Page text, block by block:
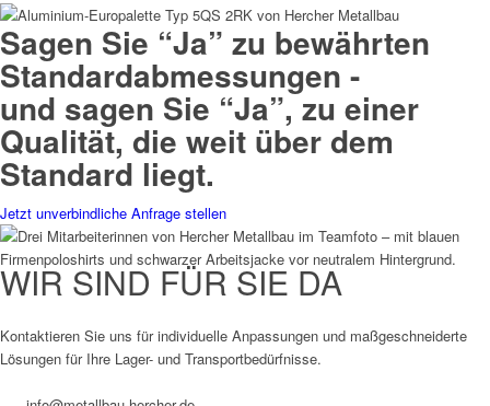
Sagen Sie “Ja” zu bewährten
Standardabmessungen -
und sagen Sie “Ja”, zu einer
Qualität, die weit über dem
Standard liegt.
Jetzt unverbindliche Anfrage stellen
WIR SIND FÜR SIE DA
Kontaktieren Sie uns für individuelle Anpassungen und maßgeschneiderte
Lösungen für Ihre Lager- und Transportbedürfnisse.